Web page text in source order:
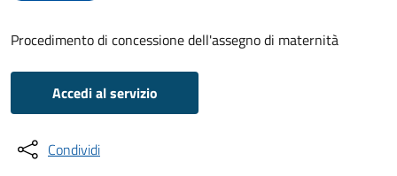
Procedimento di concessione dell'assegno di maternità
Accedi al servizio
Condividi